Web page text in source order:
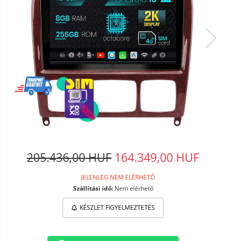
205.436,00 HUF 164.349,00 HUF
JELENLEG NEM ELÉRHETŐ
Szállítási idő:Nem elérhető
KÉSZLET FIGYELMEZTETÉS